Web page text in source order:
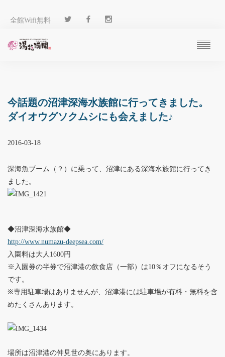
全館Wifi無料
客 室
温 泉
料 理
施 設
ブログ
ENGLISH
今話題の沼津深海水族館に行ってきました。
ダイオウグソクムシにも会えました♪
2016-03-18
深海魚ブーム（？）に乗って、沼津にある深海水族館に行ってき
ました。
◆沼津深海水族館◆
http://www.numazu-deepsea.com/
入園料は大人1600円
※入園券の半券で沼津港の飲食店（一部）は10％オフになるそう
です。
※専用駐車場はありませんが、沼津港には駐車場が有料・無料を含
めたくさんあります。
場所は沼津港の仲見世の奥にあります。